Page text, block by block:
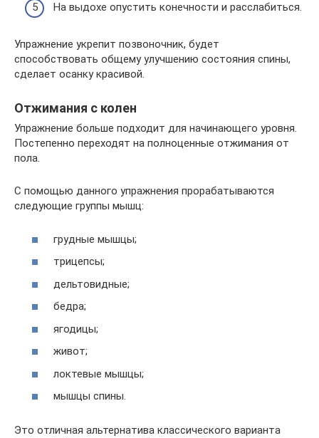
На выдохе опустить конечности и расслабиться.
Упражнение укрепит позвоночник, будет
способствовать общему улучшению состояния спины,
сделает осанку красивой.
Отжимания с колен
Упражнение больше подходит для начинающего уровня.
Постепенно переходят на полноценные отжимания от
пола.
С помощью данного упражнения прорабатываются
следующие группы мышц:
грудные мышцы;
трицепсы;
дельтовидные;
бедра;
ягодицы;
живот;
локтевые мышцы;
мышцы спины.
Это отличная альтернатива классического варианта